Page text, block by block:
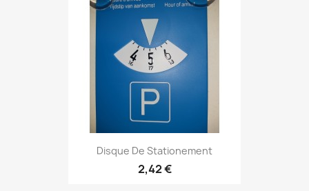
Disque De Stationement
2,42 €